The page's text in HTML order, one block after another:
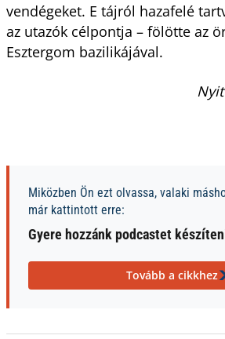
vendégeket. E tájról hazafelé
az utazók célpontja – fölötte az
Esztergom bazilikájával.
Miközben Ön ezt olvassa, valaki
már kattintott erre:
Gyere hozzánk podcastet
Tovább a cikkhez